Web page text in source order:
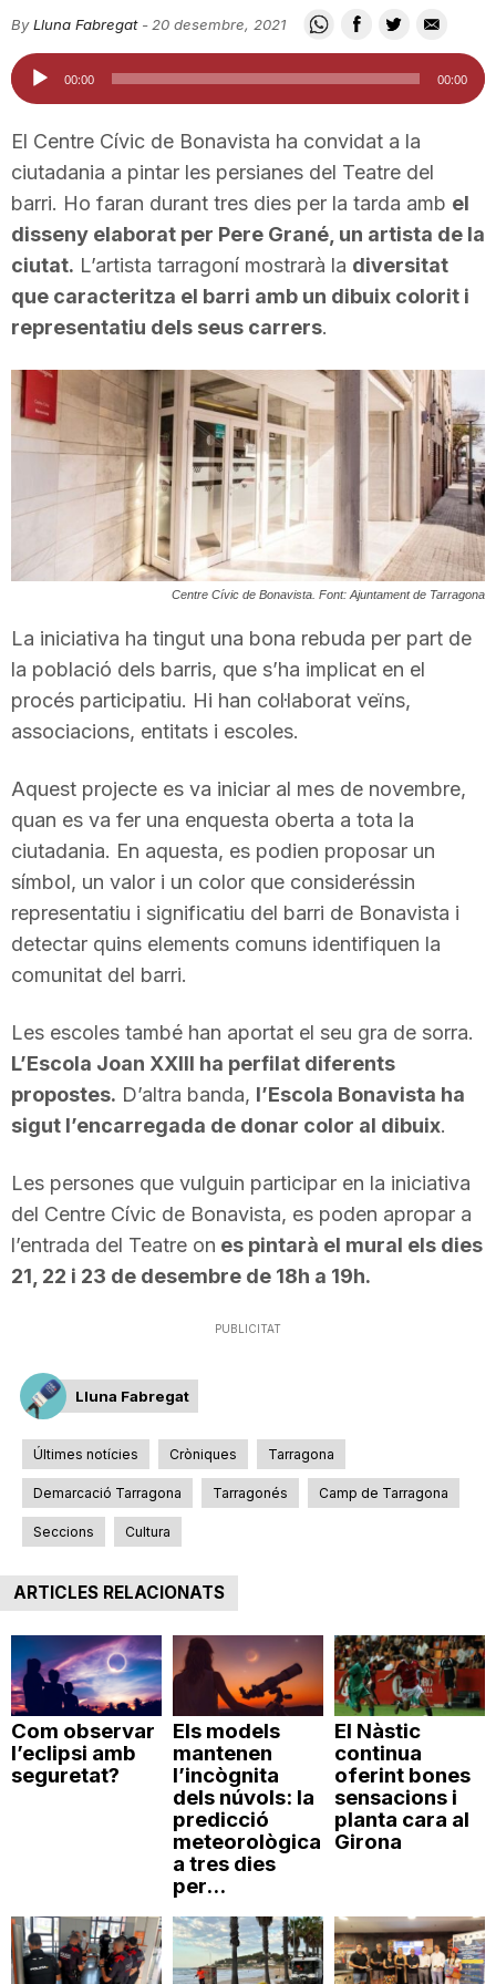
i
t
a
t
d
e
r
r
g
o
a
By Lluna Fabregat- 20 desembre, 2021
Reproductor
d'àudio
00:00 00:00
El Centre Cívic de Bonavista ha convidat a la
ciutadania a pintar les persianes del Teatre del
barri. Ho faran durant tres dies per la tarda amb el
disseny elaborat per Pere Grané, un artista de la
ciutat. L’artista tarragoní mostrarà la diversitat
que caracteritza el barri amb un dibuix colorit i
representatiu dels seus carrers.
Centre Cívic de Bonavista. Font: Ajuntament de Tarragona
La iniciativa ha tingut una bona rebuda per part de
la població dels barris, que s’ha implicat en el
procés participatiu. Hi han col·laborat veïns,
associacions, entitats i escoles.
Aquest projecte es va iniciar al mes de novembre,
quan es va fer una enquesta oberta a tota la
ciutadania. En aquesta, es podien proposar un
símbol, un valor i un color que consideréssin
representatiu i significatiu del barri de Bonavista i
detectar quins elements comuns identifiquen la
comunitat del barri.
Les escoles també han aportat el seu gra de sorra.
L’Escola Joan XXIII ha perfilat diferents
propostes. D’altra banda, l’Escola Bonavista ha
sigut l’encarregada de donar color al dibuix.
Les persones que vulguin participar en la iniciativa
del Centre Cívic de Bonavista, es poden apropar a
l’entrada del Teatre on es pintarà el mural els dies
21, 22 i 23 de desembre de 18h a 19h.
PUBLICITAT
Lluna Fabregat
Últimes notícies Cròniques Tarragona
Demarcació Tarragona Tarragonés Camp de Tarragona
Seccions Cultura
ARTICLES RELACIONATS
Com observar
l’eclipsi amb
seguretat?
Els models
mantenen
l’incògnita
dels núvols: la
predicció
meteorològica
a tres dies
per...
El Nàstic
continua
oferint bones
sensacions i
planta cara al
Girona